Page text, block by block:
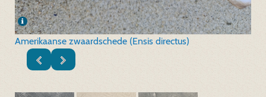
Amerikaanse zwaardschede (Ensis directus)